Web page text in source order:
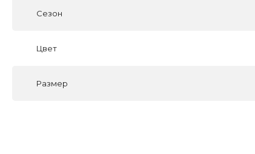
Сезон
Цвет
Размер